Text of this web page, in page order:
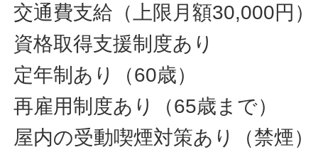
交通費支給（上限月額30,000円）
資格取得支援制度あり
定年制あり（60歳）
再雇用制度あり（65歳まで）
屋内の受動喫煙対策あり（禁煙）